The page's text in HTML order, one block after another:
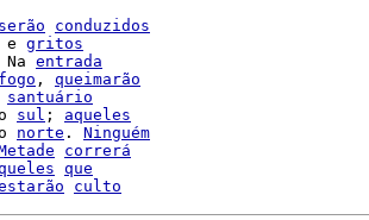
serão
conduzidos
e gritos
entrada
fogo , queimarão
santuário
sul ; aqueles
norte . Ninguém
correrá
que
culto